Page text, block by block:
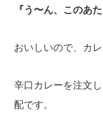
『う〜ん、このあ
おいしいので、カ
辛口カレーを注文
配です。